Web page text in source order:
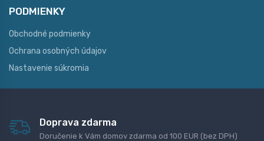
PODMIENKY
Obchodné podmienky
Ochrana osobných údajov
Nastavenie súkromia
Doprava zdarma
Doručenie k Vám domov zdarma od 100 EUR (bez DPH)